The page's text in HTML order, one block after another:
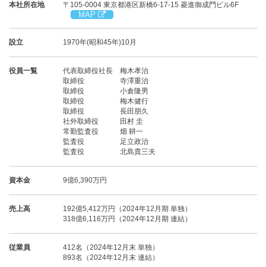
本社所在地 〒105-0004 東京都港区新橋6-17-15 菱進御成門ビル6F
MAP
設立 1970年(昭和45年)10月
役員一覧
代表取締役社長 梅木孝治
取締役 寺澤重治
取締役 小倉隆男
取締役 梅木健行
取締役 長田朋久
社外取締役 田村 圭
常勤監査役 畑 耕一
監査役 足立政治
監査役 北島貴三夫
資本金 9億6,390万円
売上高
192億5,412万円（2024年12月期 単独）
318億6,116万円（2024年12月期 連結）
従業員
412名（2024年12月末 単独）
893名（2024年12月末 連結）